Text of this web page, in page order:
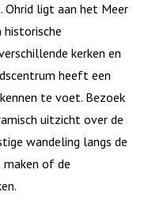
ligt aan het Meer
historische
kerken en
heeft een
te voet. Bezoek
uitzicht over de
wandeling langs de
of de